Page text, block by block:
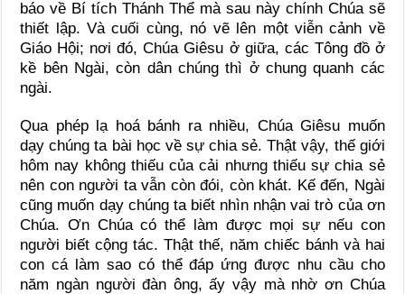
báo về Bí tích Thánh Thể mà sau này chính Chúa sẽ
thiết lập. Và cuối cùng, nó vẽ lên một viễn cảnh về
Giáo Hội; nơi đó, Chúa Giêsu ở giữa, các Tông đồ ở
kề bên Ngài, còn dân chúng thì ở chung quanh các
ngài.
Qua phép lạ hoá bánh ra nhiều, Chúa Giêsu muốn
dạy chúng ta bài học về sự chia sẻ. Thật vậy, thế giới
hôm nay không thiếu của cải nhưng thiếu sự chia sẻ
nên con người ta vẫn còn đói, còn khát. Kế đến, Ngài
cũng muốn dạy chúng ta biết nhìn nhận vai trò của ơn
Chúa. Ơn Chúa có thể làm được mọi sự nếu con
người biết cộng tác. Thật thế, năm chiếc bánh và hai
con cá làm sao có thể đáp ứng được nhu cầu cho
năm ngàn người đàn ông, ấy vậy mà nhờ ơn Chúa